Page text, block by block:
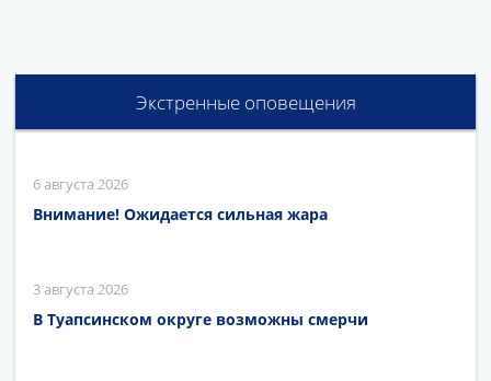
Экстренные оповещения
6 августа 2026
Внимание! Ожидается сильная жара
3 августа 2026
В Туапсинском округе возможны смерчи